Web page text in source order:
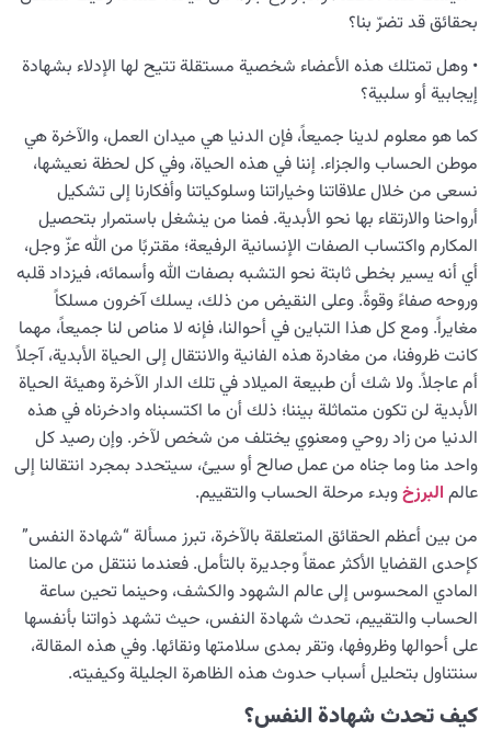
الآخرة؟
أهمية الآخرة ومكانتها لدينا هي مؤشر على ذكائنا الأخروي
القضاء والقدر والاختيار 0/13
الابتلاء والامتحان في مسيرة الحياة 0/26
الشيطان… العدوّ المبين 0/14
الأمراض الخفية للروح 0/15
معرفة الجنة والنار 0/22
النظرة الأبدية والاستعداد للآخرة 0/14
من الخيال إلى سلامة القلب 0/31
الإنسان محور الخلق
رؤية عالم الغيب 0/9
بحقائق قد تضرّ بنا؟
• وهل تمتلك هذه الأعضاء شخصية مستقلة تتيح لها الإدلاء بشهادة
إيجابية أو سلبية؟
كما هو معلوم لدينا جميعاً، فإن الدنيا هي ميدان العمل، والآخرة هي
موطن الحساب والجزاء. إننا في هذه الحياة، وفي كل لحظة نعيشها،
نسعى من خلال علاقاتنا وخياراتنا وسلوكياتنا وأفكارنا إلى تشكيل
أرواحنا والارتقاء بها نحو الأبدية. فمنا من ينشغل باستمرار بتحصيل
المكارم واكتساب الصفات الإنسانية الرفيعة؛ مقتربًا من الله عزّ وجل،
أي أنه يسير بخطى ثابتة نحو التشبه بصفات الله وأسمائه، فيزداد قلبه
وروحه صفاءً وقوةً. وعلى النقيض من ذلك، يسلك آخرون مسلكاً
مغايراً. ومع كل هذا التباين في أحوالنا، فإنه لا مناص لنا جميعاً، مهما
كانت ظروفنا، من مغادرة هذه الفانية والانتقال إلى الحياة الأبدية، آجلاً
أم عاجلاً. ولا شك أن طبيعة الميلاد في تلك الدار الآخرة وهيئة الحياة
الأبدية لن تكون متماثلة بيننا؛ ذلك أن ما اكتسبناه وادخرناه في هذه
الدنيا من زاد روحي ومعنوي يختلف من شخص لآخر. وإن رصيد كل
واحد منا وما جناه من عمل صالح أو سيئ، سيتحدد بمجرد انتقالنا إلى
عالم البرزخوبدء مرحلة الحساب والتقييم.
من بين أعظم الحقائق المتعلقة بالآخرة، تبرز مسألة “شهادة النفس”
كإحدى القضايا الأكثر عمقاً وجديرة بالتأمل. فعندما ننتقل من عالمنا
المادي المحسوس إلى عالم الشهود والكشف، وحينما تحين ساعة
الحساب والتقييم، تحدث شهادة النفس، حيث تشهد ذواتنا بأنفسها
على أحوالها وظروفها، وتقر بمدى سلامتها ونقائها. وفي هذه المقالة،
سنتناول بتحليل أسباب حدوث هذه الظاهرة الجليلة وكيفيته.
كيف تحدث شهادة النفس؟